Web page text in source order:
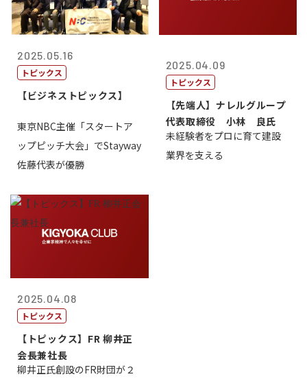
2025.05.16
トピックス
【ビジネストピックス】
東京NBC主催「スタートア
ップピッチ大会」でStayway
佐藤代表が優勝
2025.04.09
トピックス
【先端人】ナレルグループ
代表取締役 小林 良氏
未経験者をプロに育て建設
業界を支える
2025.04.08
トピックス
【トピックス】FR 柳井正
会長兼社長
柳井正氏創設のFR財団が２